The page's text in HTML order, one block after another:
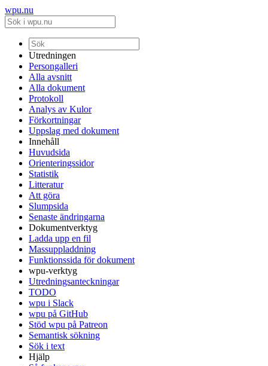
wpu.nu
Utredningen
Persongalleri
Alla avsnitt
Alla dokument
Protokoll
Analys av Kulor
Förkortningar
Uppslag med dokument
Innehåll
Huvudsida
Orienteringssidor
Statistik
Litteratur
Att göra
Slumpsida
Senaste ändringarna
Dokumentverktyg
Ladda upp en fil
Massuppladdning
Funktionssida för dokument
wpu-verktyg
Utredningsanteckningar
TODO
wpu i Slack
wpu på GitHub
Stöd wpu på Patreon
Semantisk sökning
Sök i text
Hjälp